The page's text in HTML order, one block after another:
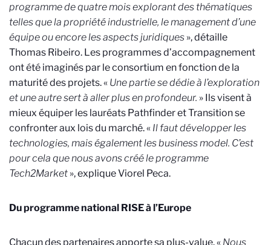
programme de quatre mois explorant des thématiques
telles que la propriété industrielle, le management d’une
équipe ou encore les aspects juridiques », détaille
Thomas Ribeiro. Les programmes d’accompagnement
ont été imaginés par le consortium en fonction de la
maturité des projets. « Une partie se dédie à l’exploration
et une autre sert à aller plus en profondeur. » Ils visent à
mieux équiper les lauréats Pathfinder et Transition se
confronter aux lois du marché. « Il faut développer les
technologies, mais également les business model. C’est
pour cela que nous avons créé le programme
Tech2Market », explique Viorel Peca.
Du programme national RISE à l’Europe
Chacun des partenaires apporte sa plus-value. « Nous